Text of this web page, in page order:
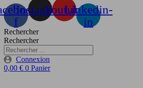
f
InstagramYoutubeLinkedin-
in
Rechercher
Rechercher
Connexion
0,00 € 0 Panier